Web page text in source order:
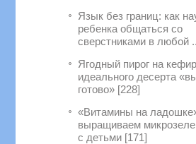
Язык без границ: как
ребенка общаться со
сверстниками в любой
Ягодный пирог на
идеального десерта
готово» [228]
«Витамины на
выращиваем
с детьми [171]